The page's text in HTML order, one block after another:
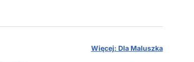
Więcej: Dla Maluszka